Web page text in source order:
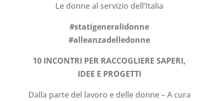
Le donne al servizio dell’Italia
#statigeneralidonne
#alleanzadelledonne
10 INCONTRI PER RACCOGLIERE SAPERI,
IDEE E PROGETTI
Dalla parte del lavoro e delle donne – A cura